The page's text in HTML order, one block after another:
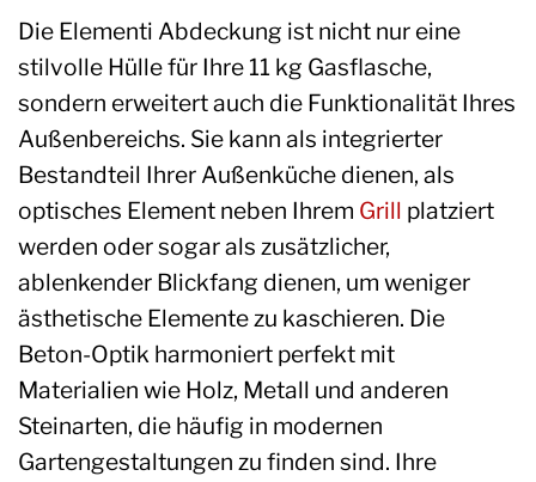
Die Elementi Abdeckung ist nicht nur eine
stilvolle Hülle für Ihre 11 kg Gasflasche,
sondern erweitert auch die Funktionalität Ihres
Außenbereichs. Sie kann als integrierter
Bestandteil Ihrer Außenküche dienen, als
optisches Element neben Ihrem Grill platziert
werden oder sogar als zusätzlicher,
ablenkender Blickfang dienen, um weniger
ästhetische Elemente zu kaschieren. Die
Beton-Optik harmoniert perfekt mit
Materialien wie Holz, Metall und anderen
Steinarten, die häufig in modernen
Gartengestaltungen zu finden sind. Ihre